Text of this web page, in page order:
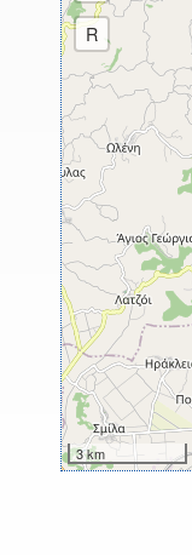
R
3 km